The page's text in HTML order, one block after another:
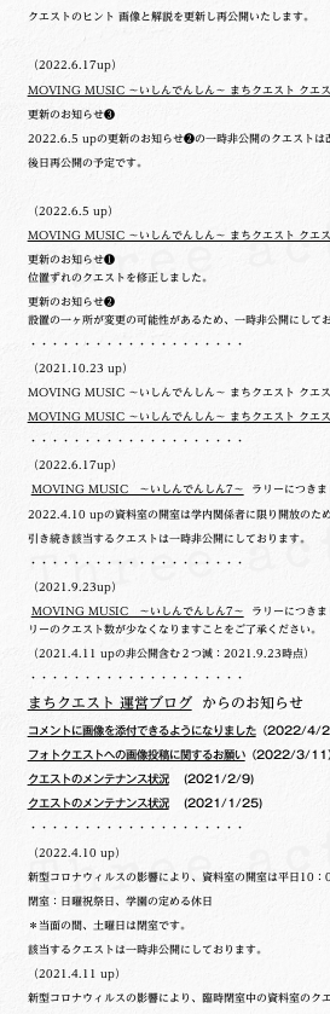
クエストのヒント 画像と解説を更新し再公開いたします。
（2022.6.17up）
MOVING MUSIC ～いしんでんしん～ まちクエスト クエ
更新のお知らせ❸
2022.6.5 upの更新のお知らせ❷の一時非公開のクエストは
後日再公開の予定です。
（2022.6.5 up）
MOVING MUSIC ～いしんでんしん～ まちクエスト クエ
更新のお知らせ❶
位置ずれのクエストを修正しました。
更新のお知らせ❷
設置の一ヶ所が変更の可能性があるため、一時非公開にしてお
・・・・・・・・・・・・・・・・・・・・
（2021.10.23 up）
MOVING MUSIC ～いしんでんしん～ まちクエスト クエス
MOVING MUSIC ～いしんでんしん～ まちクエスト クエ
・・・・・・・・・・・・・・・・・・・・
（2022.6.17up）
MOVING MUSIC ～いしんでんしん7～ ラリーにつきま
2022.4.10 upの 資料室の開室は学内関係者に限り開放のため
引き続き該当するクエストは一時非公開にしております。
・・・・・・・・・・・・・・・・・・・・
（2021.9.23up）
MOVING MUSIC ～いしんでんしん7～ ラリーにつきま
リーのクエスト数が少なくなりますことをご了承ください。
（2021.4.11 upの非公開含む２つ減：2021.9.23時点）
・・・・・・・・・・・・・・・・・・・・
まちクエスト 運営ブログからのお知らせ
コメントに画像を添付できるようになりました（2022/4/
フォトクエストへの画像投稿に関するお願い（2022/3/11
クエストのメンテナンス状況(2021/2/9)
クエストのメンテナンス状況(2021/1/25)
・・・・・・・・・・・・・・・・・・・・
（2022.4.10 up）
新型コロナウィルスの影響により、資料室の開室は平日10：
閉室：日曜祝祭日、学園の定める休日
＊当面の間、土曜日は閉室です。
該当するクエストは一時非公開にしております。
（2021.4.11 up）
新型コロナウィルスの影響により、臨時閉室中の資料室のク